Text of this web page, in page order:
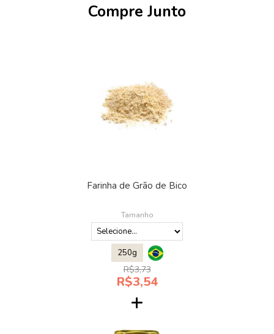
Compre Junto
Farinha de Grão de Bico
Tamanho
250g
R$3,73
R$3,54